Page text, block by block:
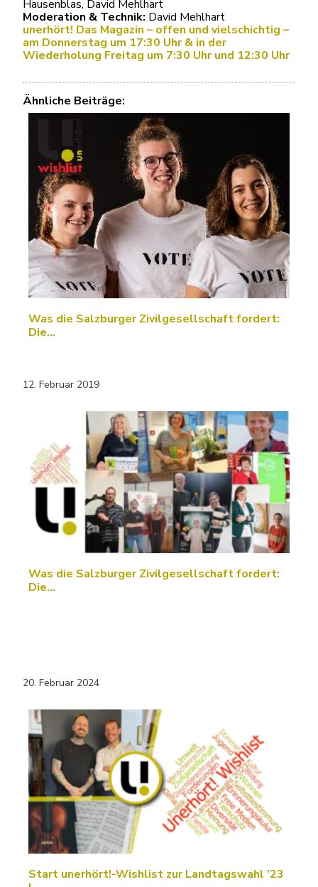
Hausenblas, David Mehlhart
Moderation & Technik: David Mehlhart
unerhört! Das Magazin – offen und vielschichtig –
am Donnerstag um 17:30 Uhr & in der
Wiederholung Freitag um 7:30 Uhr und 12:30 Uhr
Ähnliche Beiträge:
Was die Salzburger Zivilgesellschaft fordert:
Die…
12. Februar 2019
Was die Salzburger Zivilgesellschaft fordert:
Die…
20. Februar 2024
Start unerhört!-Wishlist zur Landtagswahl ’23